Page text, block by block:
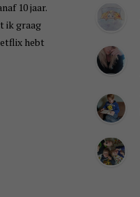
10 jaar.
ik graag
hebt